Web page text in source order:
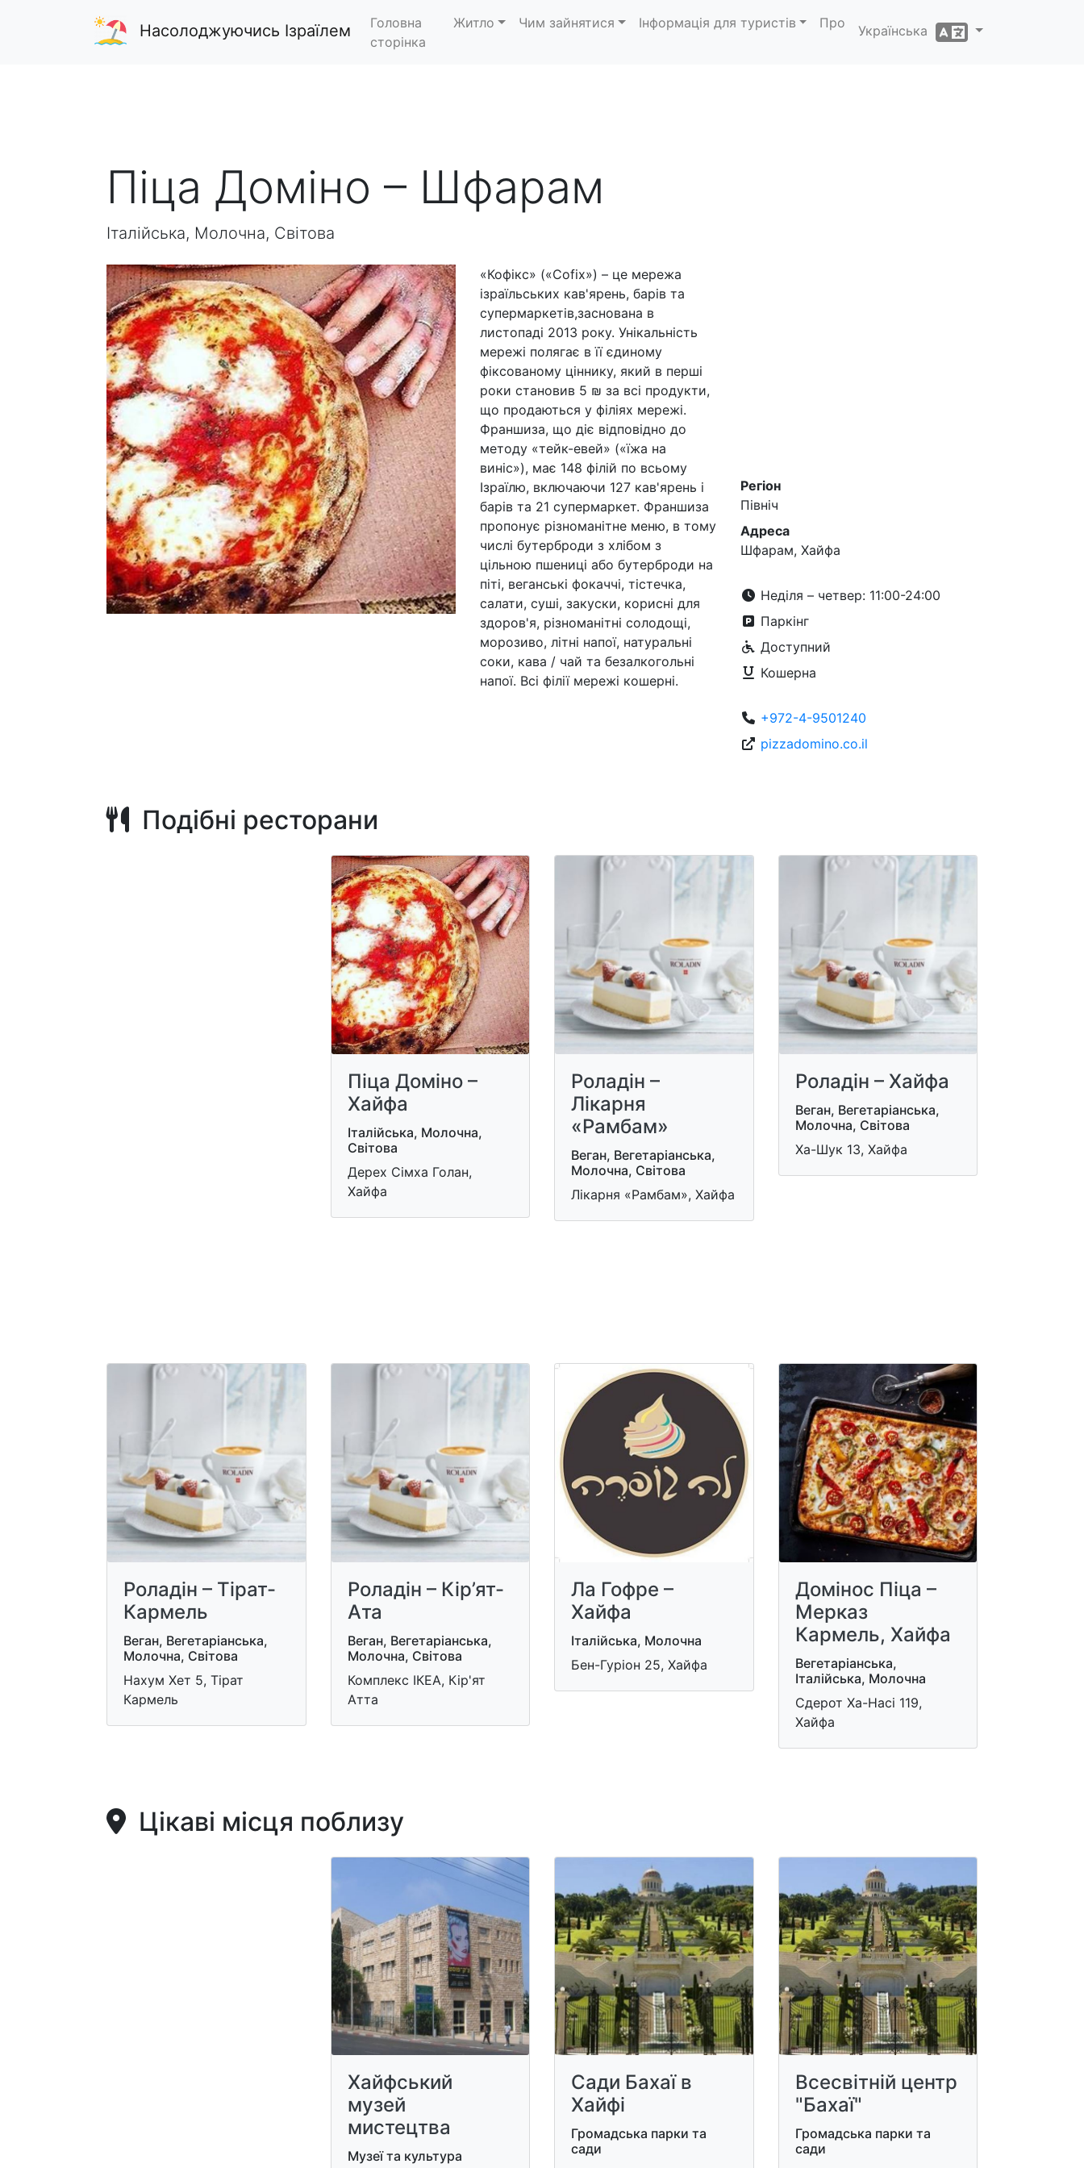
Насолоджуючись Ізраїлем
Головна
сторінка
Житло Чим зайнятися Інформація для туристів Про
Українська
Піца Доміно – Шфарам
Італійська, Молочна, Світова
«Кофікс» («Cofix») – це мережа
ізраїльських кав'ярень, барів та
супермаркетів,заснована в
листопаді 2013 року. Унікальність
мережі полягає в її єдиному
фіксованому ціннику, який в перші
роки становив 5 ₪ за всі продукти,
що продаються у філіях мережі.
Франшиза, що діє відповідно до
методу «тейк-евей» («їжа на
виніс»), має 148 філій по всьому
Ізраїлю, включаючи 127 кав'ярень і
барів та 21 супермаркет. Франшиза
пропонує різноманітне меню, в тому
числі бутерброди з хлібом з
цільною пшениці або бутерброди на
піті, веганські фокаччі, тістечка,
салати, суші, закуски, корисні для
здоров'я, різноманітні солодощі,
морозиво, літні напої, натуральні
соки, кава / чай та безалкогольні
напої. Всі філії мережі кошерні.
Регіон
Північ
Адреса
Шфарам, Хайфа
Неділя – четвер: 11:00-24:00
Паркінг
Доступний
Кошерна
+972-4-9501240
pizzadomino.co.il
Подібні ресторани
Піца Доміно –
Хайфа
Італійська, Молочна,
Світова
Дерех Сімха Голан,
Хайфа
Роладін –
Лікарня
«Рамбам»
Веган, Вегетаріанська,
Молочна, Світова
Лікарня «Рамбам», Хайфа
Роладін – Хайфа
Веган, Вегетаріанська,
Молочна, Світова
Ха-Шук 13, Хайфа
Роладін – Тірат-
Кармель
Веган, Вегетаріанська,
Молочна, Світова
Нахум Хет 5, Тірат
Кармель
Роладін – Кір’ят-
Ата
Веган, Вегетаріанська,
Молочна, Світова
Комплекс ІКЕА, Кір'ят
Атта
Ла Гофре –
Хайфа
Італійська, Молочна
Бен-Гуріон ​25, Хайфа
Домінос Піца –
Мерказ
Кармель, Хайфа
Вегетаріанська,
Італійська, Молочна
Сдерот Ха-Насі 119,
Хайфа
Цікаві місця поблизу
Хайфський
музей
мистецтва
Музеї та культура
Сади Бахаї в
Хайфі
Громадська парки та
сади
Всесвітній центр
"Бахаї"
Громадська парки та
сади